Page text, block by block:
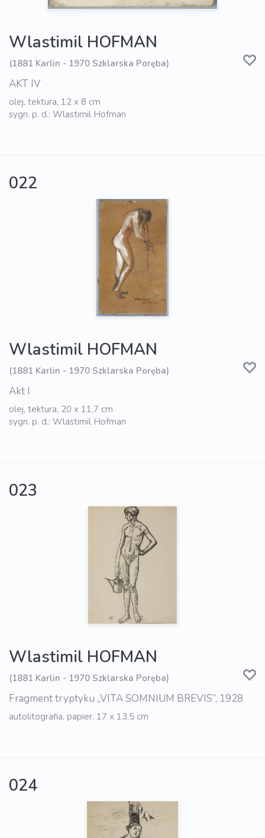
Wlastimil HOFMAN
(1881 Karlin - 1970 Szklarska Poręba)
AKT IV
olej, tektura, 12 x 8 cm
sygn. p. d.: Wlastimil Hofman
022
Wlastimil HOFMAN
(1881 Karlin - 1970 Szklarska Poręba)
Akt I
olej, tektura, 20 x 11,7 cm
sygn. p. d.: Wlastimil Hofman
023
Wlastimil HOFMAN
(1881 Karlin - 1970 Szklarska Poręba)
Fragment tryptyku „VITA SOMNIUM BREVIS”, 1928
autolitografia, papier, 17 x 13,5 cm
024